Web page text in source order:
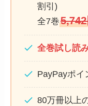
割引)
全7巻
全巻試し読
PayPayポイ
80万冊以上